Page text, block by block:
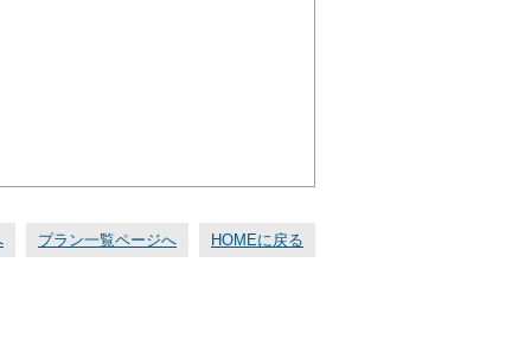
プラン一覧ページへ HOMEに戻る